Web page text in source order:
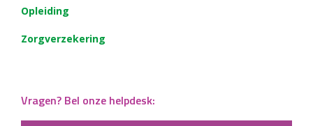
Opleiding
Zorgverzekering
Vragen? Bel onze helpdesk: